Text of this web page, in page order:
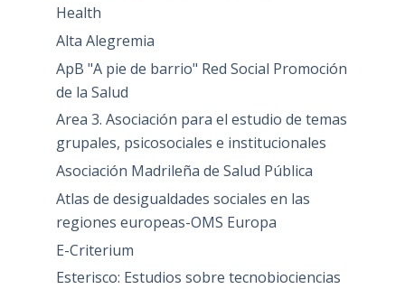
Health
Alta Alegremia
ApB "A pie de barrio" Red Social Promoción
de la Salud
Area 3. Asociación para el estudio de temas
grupales, psicosociales e institucionales
Asociación Madrileña de Salud Pública
Atlas de desigualdades sociales en las
regiones europeas-OMS Europa
E-Criterium
Esterisco: Estudios sobre tecnobiociencias